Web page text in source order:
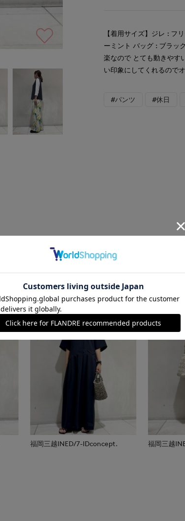
【着用サイズ】ジレ : フ
ーミント バッグ : ブラッ
楽なので とても動きやす
い印象にしてくれるので
#パンツ #休日
福岡三越INED/7-IDconcept. 福岡三越